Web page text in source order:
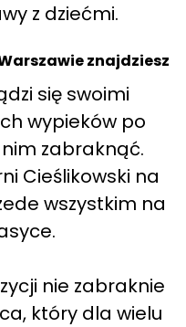
z dziećmi.
znajdziesz
się swoimi
wypieków po
zabraknąć.
Cieślikowski na
wszystkim na
nie zabraknie
który dla wielu